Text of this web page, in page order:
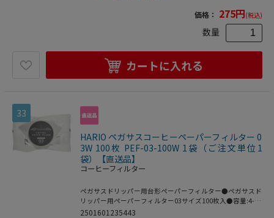
価格： 275円(税込)
数量
カートに入れる
33
HARIO ペガサスコーヒーペーパーフィルター 0
3W 100枚 PEF-03-100W 1袋（ご注文単位1
袋）【直送品】
コーヒーフィルター
ペガサスドリッパー用台形ペーパーフィルター●ペガサスド
リッパー用ペーパーフィルター03サイズ100枚入●容量:4-7
杯用●カラー:ホワイト●サイズ:約幅28×奥行17×高さ
2501601235443